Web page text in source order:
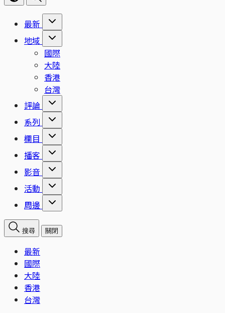
最新
地域
國際
大陸
香港
台灣
評論
系列
欄目
播客
影音
活動
周邊
搜尋 關閉
最新
國際
大陸
香港
台灣